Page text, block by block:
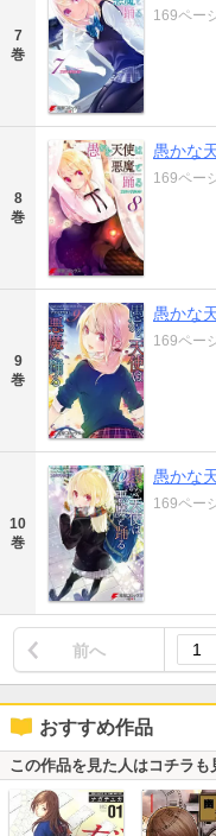
7
巻
169ペー
8
巻
愚かな
169ペー
9
巻
愚かな
169ペー
10
巻
愚かな
169ペー
前へ
おすすめ作品
この作品を見た人はコチラも